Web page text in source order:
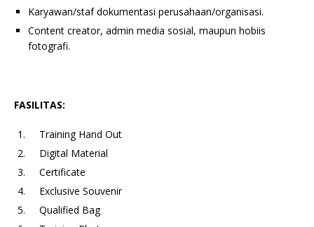
Karyawan/staf dokumentasi perusahaan/organisasi.
Content creator, admin media sosial, maupun hobiis
fotografi.
FASILITAS:
Training Hand Out
Digital Material
Certificate
Exclusive Souvenir
Qualified Bag